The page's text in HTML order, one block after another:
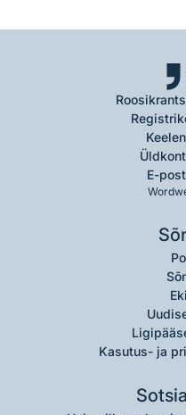
E-post
Kasutus- ja